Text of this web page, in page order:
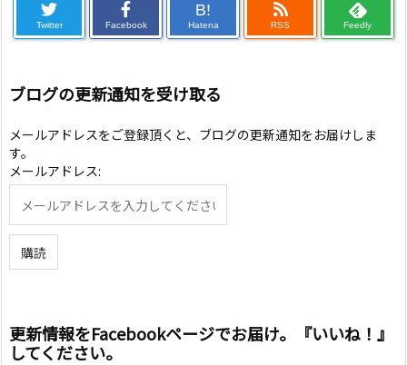
Twitter Facebook
B!
Hatena RSS Feedly
ブログの更新通知を受け取る
メールアドレスをご登録頂くと、ブログの更新通知をお届けしま
す。
メールアドレス:
更新情報をFacebookページでお届け。『いいね！』
してください。